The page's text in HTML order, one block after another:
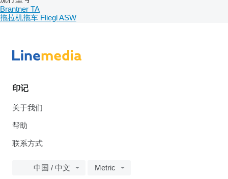
Brantner TA
拖拉机拖车 Fliegl ASW
印记
关于我们
帮助
联系方式
中国 / 中文 Metric